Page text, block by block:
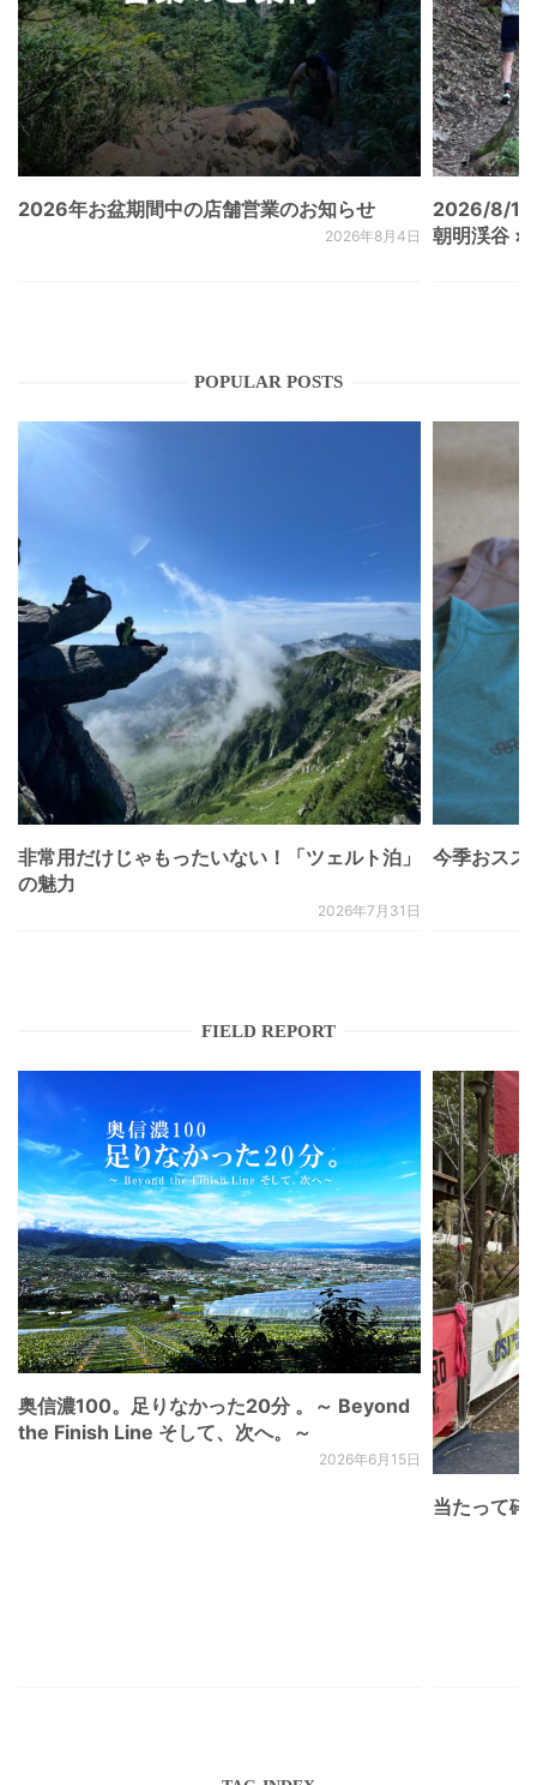
2026年お盆期間中の店舗営業のお知らせ
2026年8月4日
2026/8/
朝明渓谷 ×
POPULAR POSTS
非常用だけじゃもったいない！「ツェルト泊」
の魅力
2026年7月31日
今季おスス
FIELD REPORT
奥信濃100。足りなかった20分 。～ Beyond
the Finish Line そして、次へ。～
2026年6月15日
当たって砕